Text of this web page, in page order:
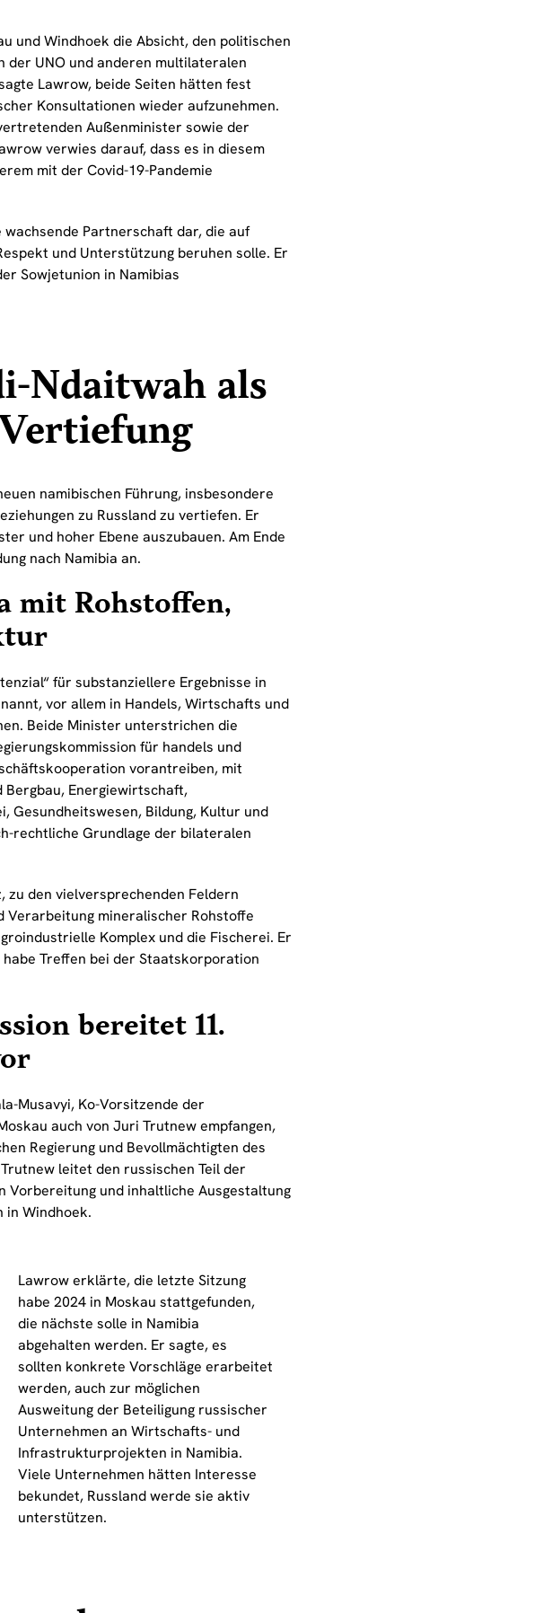
und Windhoek die Absicht, den politischen
der UNO und anderen multilateralen
Lawrow, beide Seiten hätten fest
Konsultationen wieder aufzunehmen.
Außenminister sowie der
verwies darauf, dass es in diesem
mit der Covid-19-Pandemie
Partnerschaft dar, die auf
und Unterstützung beruhen solle. Er
Sowjetunion in Namibias
Ndaitwah als
namibischen Führung, insbesondere
zu Russland zu vertiefen. Er
und hoher Ebene auszubauen. Am Ende
nach Namibia an.
mit Rohstoffen,
für substanziellere Ergebnisse in
vor allem in Handels, Wirtschafts und
Beide Minister unterstrichen die
für handels und
vorantreiben, mit
Bergbau, Energiewirtschaft,
Bildung, Kultur und
rechtliche Grundlage der bilateralen
den vielversprechenden Feldern
Verarbeitung mineralischer Rohstoffe
Komplex und die Fischerei. Er
Treffen bei der Staatskorporation
bereitet 11.
Musavyi, Ko-Vorsitzende der
auch von Juri Trutnew empfangen,
Regierung und Bevollmächtigten des
leitet den russischen Teil der
Vorbereitung und inhaltliche Ausgestaltung
in Windhoek.
Lawrow erklärte, die letzte Sitzung
habe 2024 in Moskau stattgefunden,
die nächste solle in Namibia
abgehalten werden. Er sagte, es
sollten konkrete Vorschläge erarbeitet
werden, auch zur möglichen
Ausweitung der Beteiligung russischer
Unternehmen an Wirtschafts- und
Infrastrukturprojekten in Namibia.
Viele Unternehmen hätten Interesse
bekundet, Russland werde sie aktiv
unterstützen.